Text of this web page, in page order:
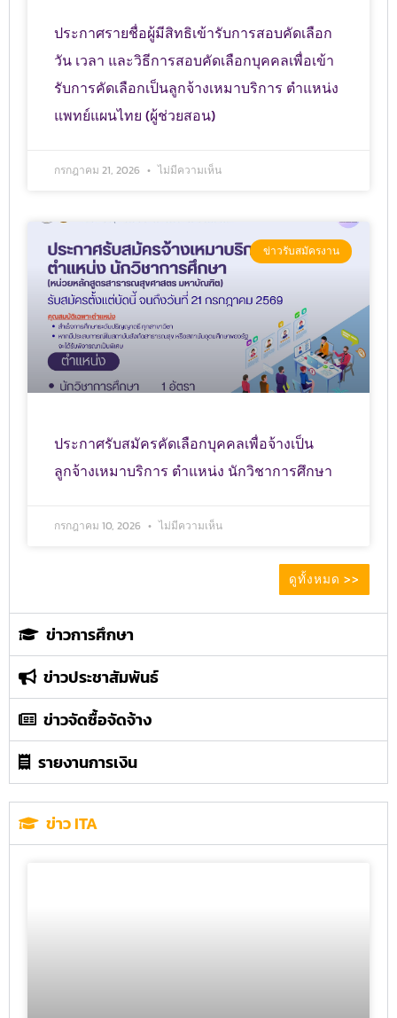
ประกาศรายชื่อผู้มีสิทธิเข้ารับการสอบคัดเลือก
วัน เวลา และวิธีการสอบคัดเลือกบุคคลเพื่อเข้า
รับการคัดเลือกเป็นลูกจ้างเหมาบริการ ตำแหน่ง
แพทย์แผนไทย (ผู้ช่วยสอน)
กรกฎาคม 21, 2026 ไม่มีความเห็น
ข่าวรับสมัครงาน
ประกาศรับสมัครคัดเลือกบุคคลเพื่อจ้างเป็น
ลูกจ้างเหมาบริการ ตำแหน่ง นักวิชาการศึกษา
กรกฎาคม 10, 2026 ไม่มีความเห็น
ดูทั้งหมด >>
ข่าวการศึกษา
ข่าวประชาสัมพันธ์
ข่าวจัดซื้อจัดจ้าง
รายงานการเงิน
ข่าว ITA